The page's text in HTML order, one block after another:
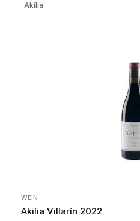
Akilia
WEIN
Akilia Villarín 2022